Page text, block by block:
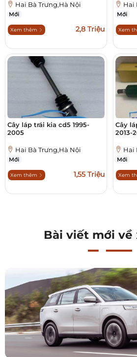
Hai Bà Trưng,Hà Nội
Mới
Xem thêm 2,8 Triệu
Hai
Mới
Xem
Cây láp trái kia cd5 1995-
2005
Hai Bà Trưng,Hà Nội
Mới
Xem thêm 1,55 Triệu
Cây
2013-
Hai
Mới
Xem
Bài viết mới về